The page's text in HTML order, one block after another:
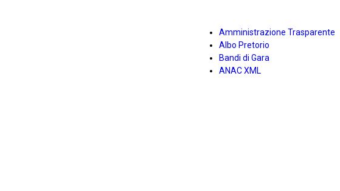
Amministrazione Trasparente
Albo Pretorio
Bandi di Gara
ANAC XML